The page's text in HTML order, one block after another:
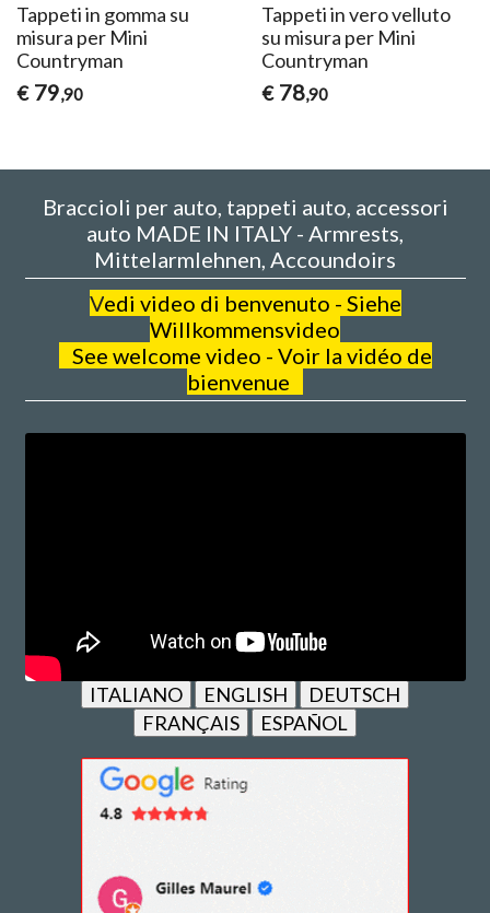
Tappeti in gomma su
misura per Mini
Countryman
€ 79,90
Tappeti in vero velluto
su misura per Mini
Countryman
€ 78,90
Braccioli per auto, tappeti auto, accessori
auto MADE IN ITALY - Armrests,
Mittelarmlehnen, Accoundoirs
Vedi video di benvenuto - Siehe
Willkommensvideo
See welcome video - Voir la vidéo de
bienvenue
ITALIANO ENGLISH
DEUTSCH
FRANÇAIS
ESPAÑOL